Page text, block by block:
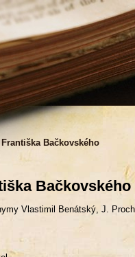
Bačkovského
Bačkovského
Vlastimil Benátský, J.